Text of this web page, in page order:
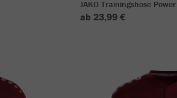
JAKO Trainingshose Power
ab 23,99 €